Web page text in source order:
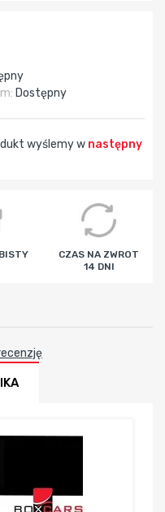
Dostępny
wyślemy w następny
CZAS NA ZWROT
14 DNI